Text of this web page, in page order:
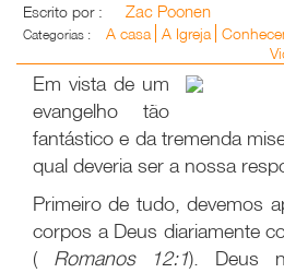
Escrito por : Zac Poonen
Categorias : A casa A Igreja
Em vista de um
evangelho tão
fantástico e da tremenda
qual deveria ser a nossa
Primeiro de tudo, devemos
corpos a Deus diariamente
( Romanos 12:1). Deus